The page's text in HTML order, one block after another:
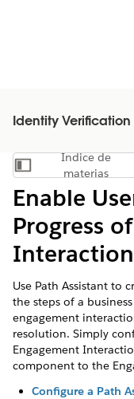
Identity Verification
Mostrar
Índice de
materias
Enable
Progress
Use Path Assistant to
the steps of a
engagement
resolution. Simply
Engagement
component to the
Configure a Path